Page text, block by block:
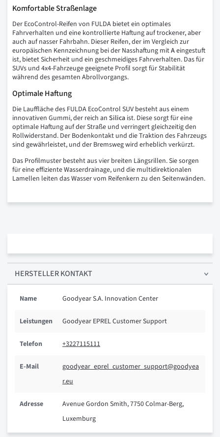
Komfortable Straßenlage
Der EcoControl-Reifen von FULDA bietet ein optimales
Fahrverhalten und eine kontrollierte Haftung auf trockener, aber
auch auf nasser Fahrbahn. Dieser Reifen, der im Vergleich zur
europäischen Kennzeichnung bei der Nasshaftung mitAeingestuft
ist, bietet Sicherheit und ein geschmeidiges Fahrverhalten. Das für
SUVs und 4x4-Fahrzeuge geeignete Profil sorgt für Stabilität
während des gesamten Abrollvorgangs.
Optimale Haftung
Die Lauffläche des FULDA EcoControl SUV besteht aus einem
innovativen Gummi, der reich an Silica ist. Diese sorgt für eine
optimale Haftung auf der Straße und verringert gleichzeitig den
Rollwiderstand. Der Bodenkontakt und die Traktion des Fahrzeugs
sind gewährleistet, und der Bremsweg wird erheblich verkürzt.
Das Profilmuster besteht aus vier breiten Längsrillen. Sie sorgen
für eine effiziente Wasserdrainage, und die multidirektionalen
Lamellen leiten das Wasser vom Reifenkern zu den Seitenwänden.
HERSTELLER KONTAKT
Name Goodyear S.A. Innovation Center
Leistungen Goodyear EPREL Customer Support
Telefon +3227115111
E-Mail
goodyear_eprel_customer_support@goodyea
r.eu
Adresse
Avenue Gordon Smith, 7750 Colmar-Berg,
Luxemburg